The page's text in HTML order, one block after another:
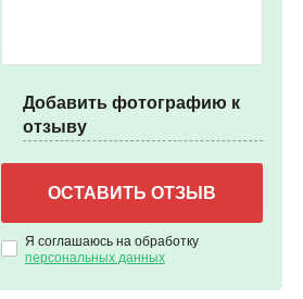
Добавить фотографию к
отзыву
Я соглашаюсь на обработку
персональных данных